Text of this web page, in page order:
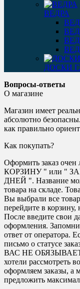
ВЕДРА
ДОСКИ
Вопросы-ответы
О магазине
Магазин имеет
абсолютно
как правильно
Как покупать?
Оформить заказ
КОРЗИНУ " или "
ДНЕЙ ". Название
товара на складе.
Вы выбрали все
перейдите в
После введите свои
оформления.
ответ от оператора.
письмо о статусе
ВАС НЕ ОБЯЗЫВАЕТ -
хотели рассмотреть
оформляем заказы, а
предложить